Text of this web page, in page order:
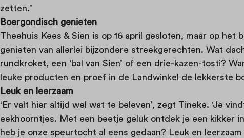
zetten.’
Boergondisch genieten
Theehuis Kees & Sien is op 16 april gesloten, maar op het
genieten van allerlei bijzondere streekgerechten. Wat
rundkroket, een ‘bal van Sien’ of een drie-kazen-tosti?
leuke producten en proef in de Landwinkel de lekkerste
Leuk en leerzaam
‘Er valt hier altijd wel wat te beleven’, zegt Tineke. ‘Je
eekhoorntjes. Met een beetje geluk ontdek je een kikker
heb je onze speurtocht al eens gedaan? Leuk en